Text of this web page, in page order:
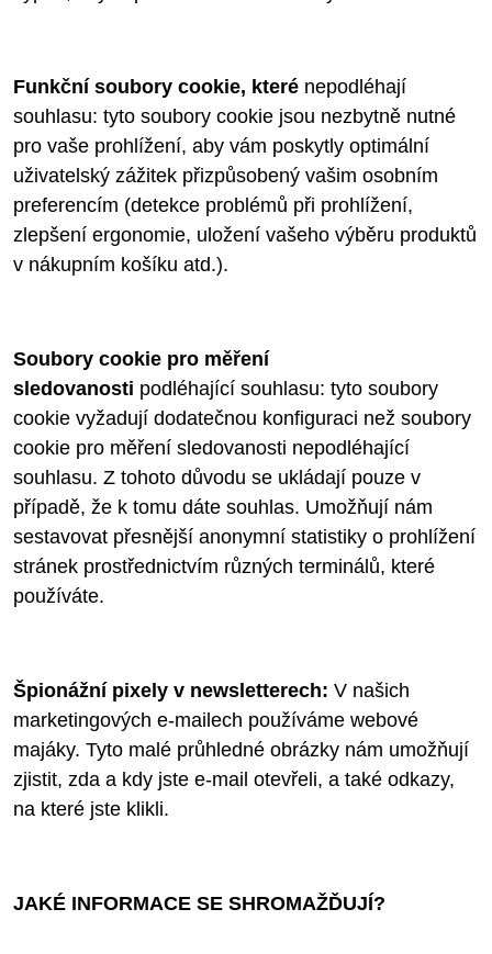
Funkční soubory cookie, které nepodléhají
souhlasu: tyto soubory cookie jsou nezbytně nutné
pro vaše prohlížení, aby vám poskytly optimální
uživatelský zážitek přizpůsobený vašim osobním
preferencím (detekce problémů při prohlížení,
zlepšení ergonomie, uložení vašeho výběru produktů
v nákupním košíku atd.).
Soubory cookie pro měření
sledovanosti podléhající souhlasu: tyto soubory
cookie vyžadují dodatečnou konfiguraci než soubory
cookie pro měření sledovanosti nepodléhající
souhlasu. Z tohoto důvodu se ukládají pouze v
případě, že k tomu dáte souhlas. Umožňují nám
sestavovat přesnější anonymní statistiky o prohlížení
stránek prostřednictvím různých terminálů, které
používáte.
Špionážní pixely v newsletterech: V našich
marketingových e-mailech používáme webové
majáky. Tyto malé průhledné obrázky nám umožňují
zjistit, zda a kdy jste e-mail otevřeli, a také odkazy,
na které jste klikli.
JAKÉ INFORMACE SE SHROMAŽĎUJÍ?